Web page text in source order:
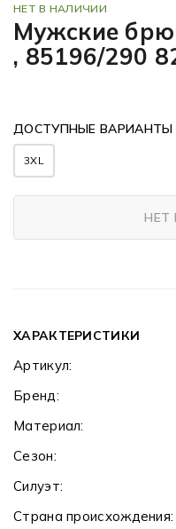
НЕТ В НАЛИЧИИ
Мужские
, 85196/290
ДОСТУПНЫЕ ВАРИАНТЫ
3XL
НЕТ
ХАРАКТЕРИСТИКИ
Артикул:
Бренд:
Материал:
Сезон:
Силуэт:
Страна происхождения: